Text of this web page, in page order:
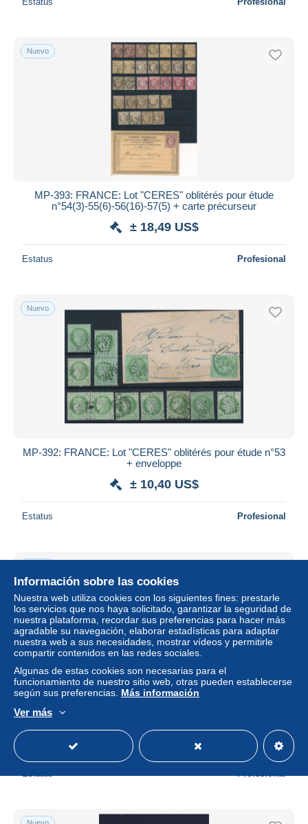
Nuevo
MP-393: FRANCE: Lot "CERES" oblitérés pour étude
n°54(3)-55(6)-56(16)-57(5) + carte précurseur
± 18,49 US$
Estatus Profesional
Nuevo
MP-392: FRANCE: Lot "CERES" oblitérés pour étude n°53
+ enveloppe
± 10,40 US$
Estatus Profesional
MP-391: FRANCE: Lot "CERES" oblitérés pour étude
± 34,67 US$
Información sobre las cookies
Nuestra web utiliza cookies con los siguientes fines: prestarle
los servicios que nos haya solicitado, garantizar la seguridad de
nuestra plataforma, recordar sus preferencias para hacer más
agradable su navegación, elaborar estadísticas para adaptar
nuestra web a sus necesidades, mostrar vídeos y permitirle
compartir contenidos en las redes sociales.
Algunas de estas cookies son necesarias para el
funcionamiento de nuestro sitio web, otras pueden establecerse
según sus preferencias. Más información
Ver más